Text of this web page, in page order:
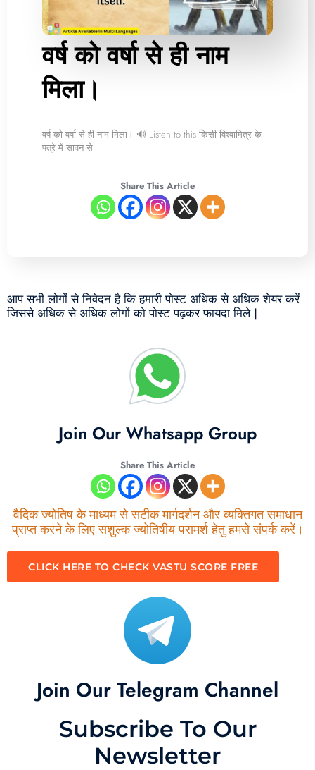
वर्ष को वर्षा से ही नाम
मिला।
वर्ष को वर्षा से ही नाम मिला। 🔊 Listen to this किसी विश्वामित्र के
पत्रे में सावन से
Share This Article
आप सभी लोगों से निवेदन है कि हमारी पोस्ट अधिक से अधिक शेयर करें
जिससे अधिक से अधिक लोगों को पोस्ट पढ़कर फायदा मिले |
Join Our Whatsapp Group
Share This Article
वैदिक ज्योतिष के माध्यम से सटीक मार्गदर्शन और व्यक्तिगत समाधान
प्राप्त करने के लिए सशुल्क ज्योतिषीय परामर्श हेतु हमसे संपर्क करें।
CLICK HERE TO CHECK VASTU SCORE FREE
Join Our Telegram Channel
Subscribe To Our
Newsletter